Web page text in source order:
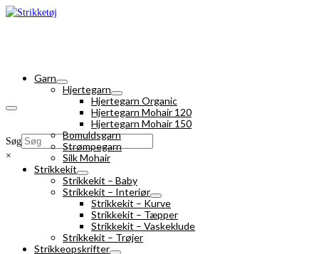
Søg
×
Garn
Hjertegarn
Hjertegarn Organic
Hjertegarn Mohair 120
Hjertegarn Mohair 150
Bomuldsgarn
Strømpegarn
Silk Mohair
Strikkekit
Strikkekit – Baby
Strikkekit – Interiør
Strikkekit – Kurve
Strikkekit – Tæpper
Strikkekit – Vaskeklude
Strikkekit – Trøjer
Strikkeopskrifter